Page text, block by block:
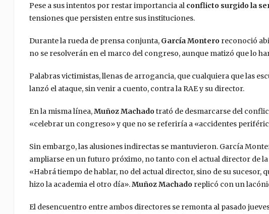
Pese a sus intentos por restar importancia al conflicto surgido la
tensiones que persisten entre sus instituciones.
Durante la rueda de prensa conjunta, García Monteroreconoció
no se resolverán en el marco del congreso, aunque matizó que lo
Palabras victimistas, llenas de arrogancia, que cualquiera que las
lanzó el ataque, sin venir a cuento, contra la RAE y su director.
En la misma línea,Muñoz Machadotrató de desmarcarse del
«celebrar un congreso» y que no se referiría a «accidentes
Sin embargo, las alusiones indirectas se mantuvieron. García
ampliarse en un futuro próximo, no tanto con el actual director de
«Habrá tiempo de hablar, no del actual director, sino de su sucesor,
hizo la academia el otro día».Muñoz Machadoreplicó con un
El desencuentro entre ambos directores se remonta al pasado